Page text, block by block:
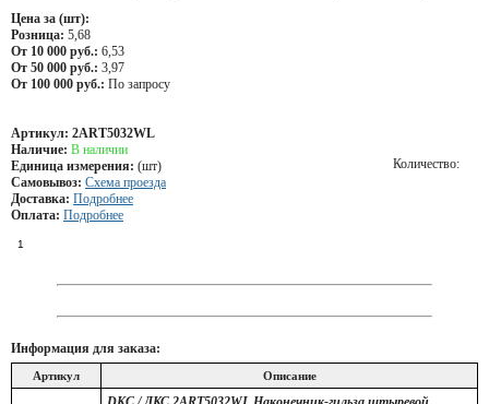
Цена за (шт):
Розница: 5,68
От 10 000 руб.: 6,53
От 50 000 руб.: 3,97
От 100 000 руб.: По запросу
Артикул: 2ART5032WL
Наличие: В наличии
Единица измерения: (шт)
Самовывоз: Схема проезда
Доставка: Подробнее
Оплата: Подробнее
Количество:
Информация для заказа:
Артикул Описание